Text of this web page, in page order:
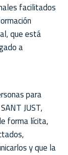
facilitados
que está
a
para
JUST,
forma lícita,
y que la